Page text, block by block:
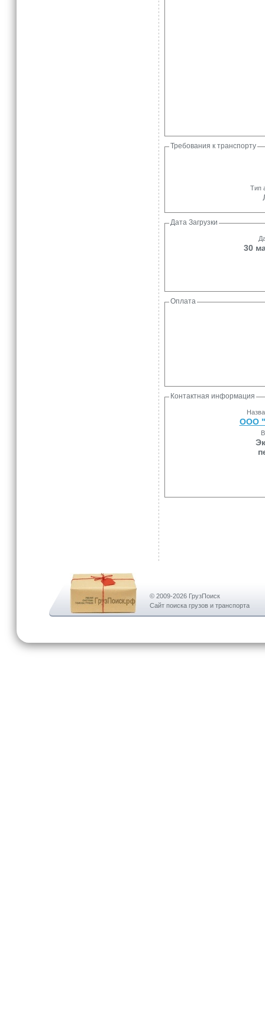
Требования к транспорту
Тип
Дата Загрузки
30
Оплата
Контактная информация
ООО
© 2009-2026 ГрузПоиск
Сайт поиска грузов и транспорта